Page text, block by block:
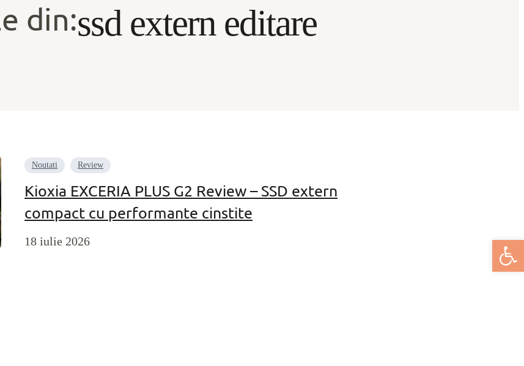
Deschide
din:ssd extern editare
Noutati Review
Kioxia EXCERIA PLUS G2 Review – SSD extern
compact cu performante cinstite
18 iulie 2026